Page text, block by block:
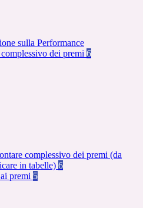
sulla Performance
dei premi 6
complessivo dei premi (da
in tabelle) 6
premi 5